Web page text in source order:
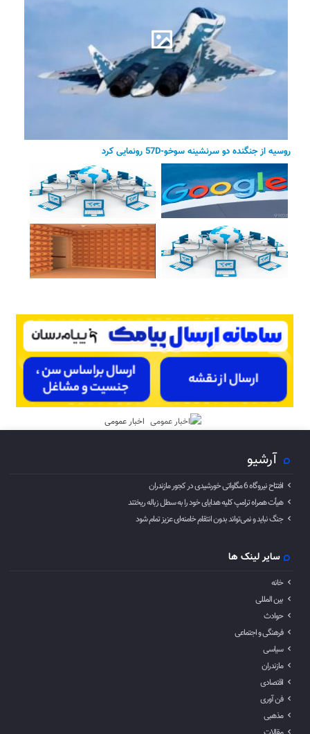
روسیه از جنگنده دو سرنشینه سوخو-57D رونمایی کرد
اخبار عمومی
آرشیو
افتتاح نیروگاه 6 مگاواتی خورشیدی در کجور مازندران
هیأت همراه ترامپ کلیه هدایای خود را به سطل زباله ریختند
جنگ نباید و نمی‌تواند بدون انتقام خامنه‌ای عزیز تمام شود
سایر لینک ها
خانه
بین المللی
حوادث
فرهنگی و اجتماعی
سیاسی
مازندران
اقتصادی
فن آوری
مذهبی